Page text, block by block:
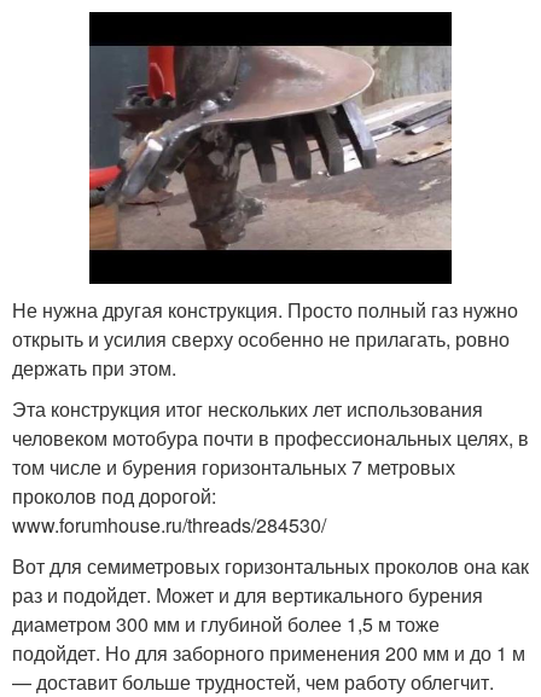
Не нужна другая конструкция. Просто полный газ нужно
открыть и усилия сверху особенно не прилагать, ровно
держать при этом.
Эта конструкция итог нескольких лет использования
человеком мотобура почти в профессиональных целях, в
том числе и бурения горизонтальных 7 метровых
проколов под дорогой:
www.forumhouse.ru/threads/284530/
Вот для семиметровых горизонтальных проколов она как
раз и подойдет. Может и для вертикального бурения
диаметром 300 мм и глубиной более 1,5 м тоже
подойдет. Но для заборного применения 200 мм и до 1 м
— доставит больше трудностей, чем работу облегчит.